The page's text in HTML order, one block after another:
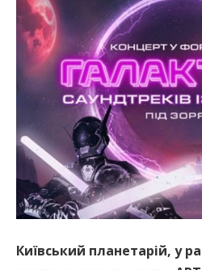
Київський планетарій, у